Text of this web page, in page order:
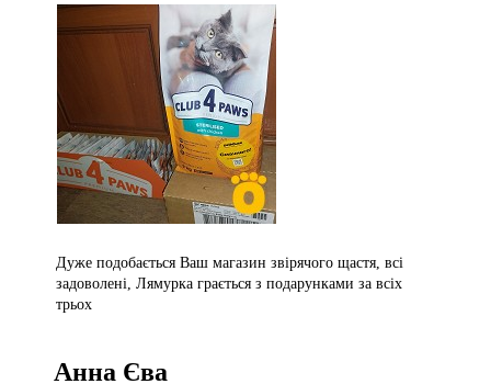
Дуже подобається Ваш магазин звірячого щастя, всі
задоволені, Лямурка грається з подарунками за всіх
трьох
Анна Єва